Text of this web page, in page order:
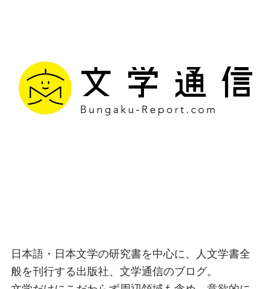
日本語・日本文学の研究書を中心に、人文学書全
般を刊行する出版社、文学通信のブログ。